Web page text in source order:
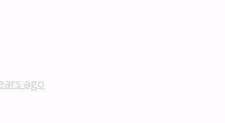
ago